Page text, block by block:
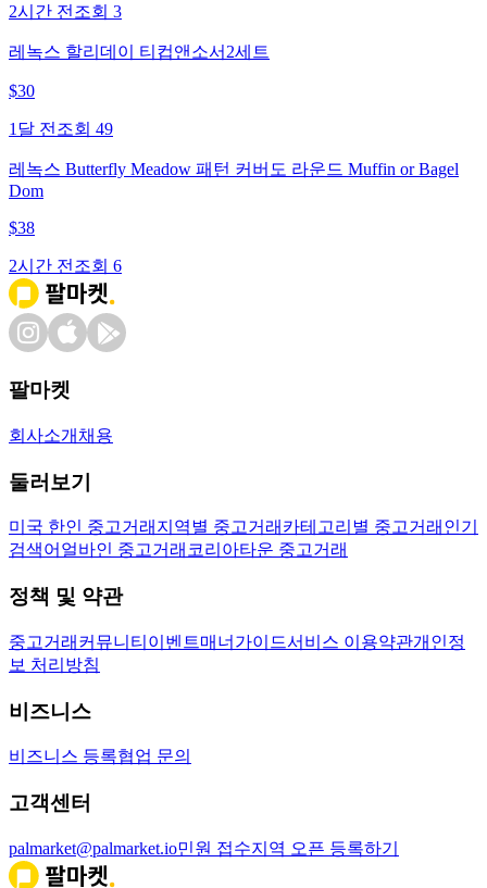
2시간 전 조회 3
레녹스 할리데이 티컵앤소서2세트
$30
1달 전 조회 49
레녹스 Butterfly Meadow 패턴 커버도 라운드 Muffin or Bagel
Dom
$38
2시간 전 조회 6
팔마켓
회사소개 채용
둘러보기
미국 한인 중고거래 지역별 중고거래 카테고리별 중고거래 인기
검색어 얼바인 중고거래 코리아타운 중고거래
정책 및 약관
중고거래 커뮤니티 이벤트매너가이드서비스 이용약관개인정
보 처리방침
비즈니스
비즈니스 등록협업 문의
고객센터
palmarket@palmarket.io민원 접수지역 오픈 등록하기